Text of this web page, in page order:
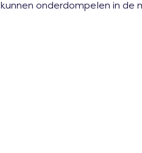
onderdompelen in de